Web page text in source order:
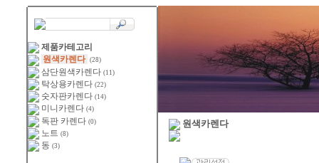
제품카테고리
원색카렌다 (28)
삼단원색카렌다 (11)
탁상용카렌다 (22)
숫자판카렌다 (14)
미니카렌다 (4)
독판 카렌다 (0)
노트 (8)
동 (3)
원색카렌다